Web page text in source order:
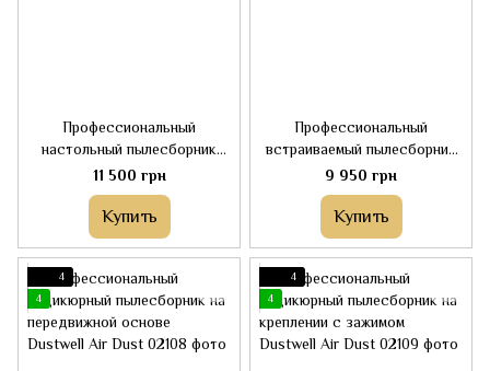
Профессиональный
настольный пылесборник
для маникюра Dustwell Air
Dust
11 500 грн
Купить
Профессиональный
встраиваемый пылесборник
для маникюра Dustwell
Champion
9 950 грн
Купить
4
4
4
4